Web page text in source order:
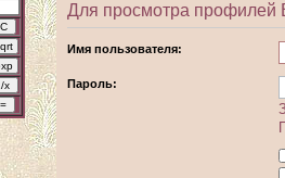
Для просмотра профилей
Имя пользователя:
Пароль: